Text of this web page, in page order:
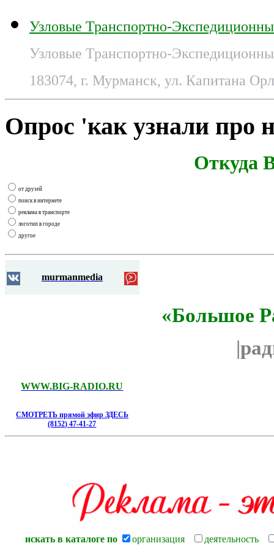
Узловые Транспортно-
Узловые Транспортно-
183074, г. Мурманск, ул. Капитана
Опрос 'как узнали про
Откуда
от друзей
поиск в интернете
реклама в транспорте
логотип в городе
другое
murmanmedia
«Большое
WWW.BIG-RADIO.RU
СМОТРЕТЬ прямой эфир ЗДЕСЬ
(8152) 47-41-27
искать в каталоге по организация деятельность